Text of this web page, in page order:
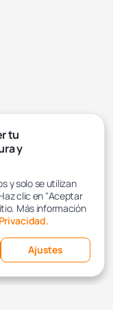
tu
y
y solo se utilizan
clic en "Aceptar
Más información
Ajustes